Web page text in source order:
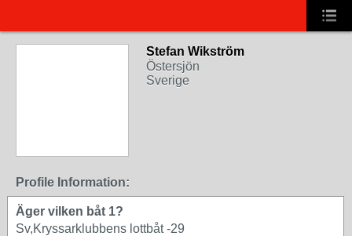
Stefan Wikström
Östersjön
Sverige
Profile Information:
Äger vilken båt 1?
Sv,Kryssarklubbens lottbåt -29